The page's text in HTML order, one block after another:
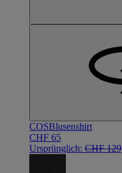
COSBlusenshirt
CHF 65
Ursprünglich: CHF 129